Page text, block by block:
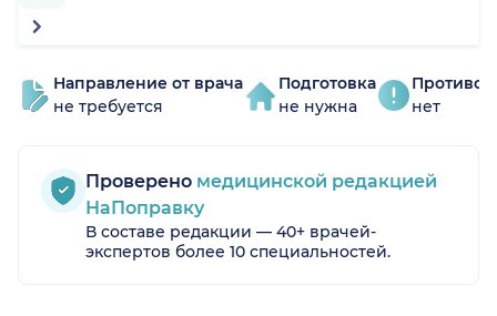
Направление от врача
не требуется
Подготовка
не нужна
нет
Проверено медицинской редакцией
НаПоправку
В составе редакции — 40+ врачей-
экспертов более 10 специальностей.